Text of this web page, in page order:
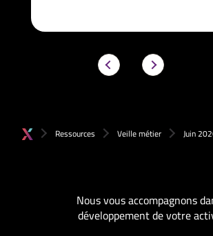
Ressources Veille métier Juin
Nous vous accompagnons
développement de votre